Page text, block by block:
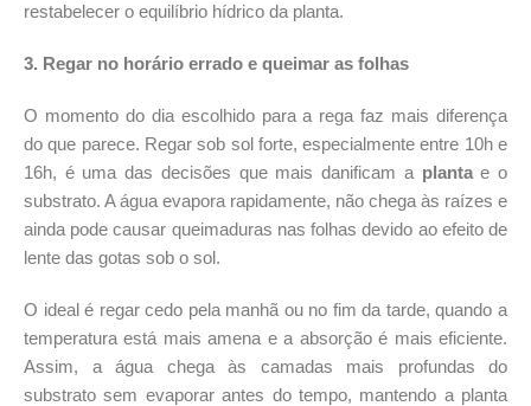
restabelecer o equilíbrio hídrico da planta.
3. Regar no horário errado e queimar as folhas
O momento do dia escolhido para a rega faz mais diferença
do que parece. Regar sob sol forte, especialmente entre 10h e
16h, é uma das decisões que mais danificam a plantae o
substrato. A água evapora rapidamente, não chega às raízes e
ainda pode causar queimaduras nas folhas devido ao efeito de
lente das gotas sob o sol.
O ideal é regar cedo pela manhã ou no fim da tarde, quando a
temperatura está mais amena e a absorção é mais eficiente.
Assim, a água chega às camadas mais profundas do
substrato sem evaporar antes do tempo, mantendo a planta